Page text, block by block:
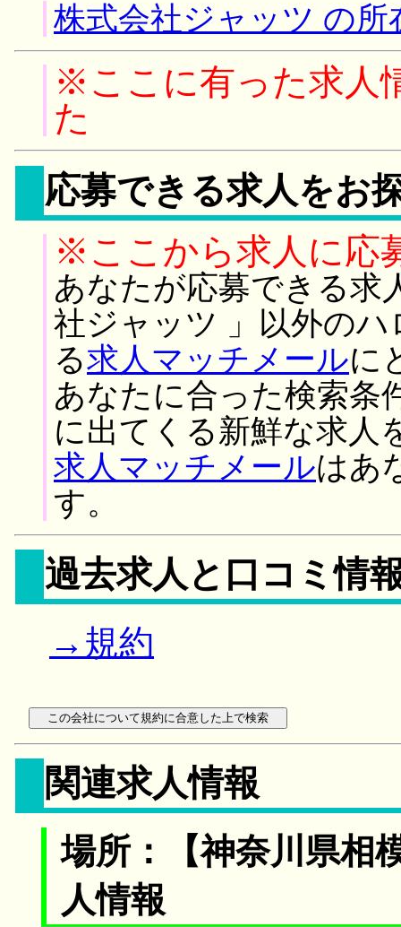
株式会社ジャッツ の所
※ここに有った求人
た
応募できる求人をお
※ここから求人に応
あなたが応募できる求
社ジャッツ 」以外の
る求人マッチメールに
あなたに合った検索条
に出てくる新鮮な求人
求人マッチメールはあ
す。
過去求人と口コミ情
→規約
関連求人情報
場所：【神奈川県相
人情報